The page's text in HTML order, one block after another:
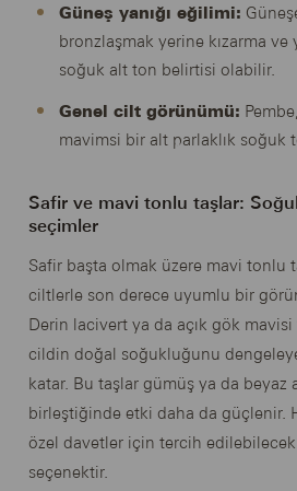
Güneş yanığı eğilimi:
bronzlaşmak yerine kızarma ve
soğuk alt ton belirtisi olabilir.
Genel cilt görünümü:
mavimsi bir alt parlaklık soğuk
Safir ve mavi tonlu taşlar:
seçimler
Safir başta olmak üzere mavi tonlu
ciltlerle son derece uyumlu bir
Derin lacivert ya da açık gök mavisi
cildin doğal soğukluğunu
katar. Bu taşlar gümüş ya da beyaz
birleştiğinde etki daha da güçlenir.
özel davetler için tercih
seçenektir.